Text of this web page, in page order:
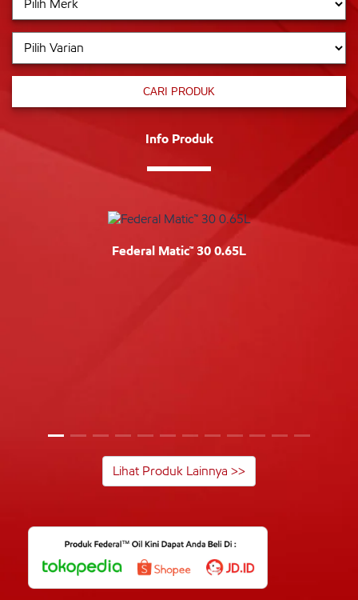
CARI PRODUK
Info Produk
Federal Matic™ 30 0.65L
Lihat Produk Lainnya >>